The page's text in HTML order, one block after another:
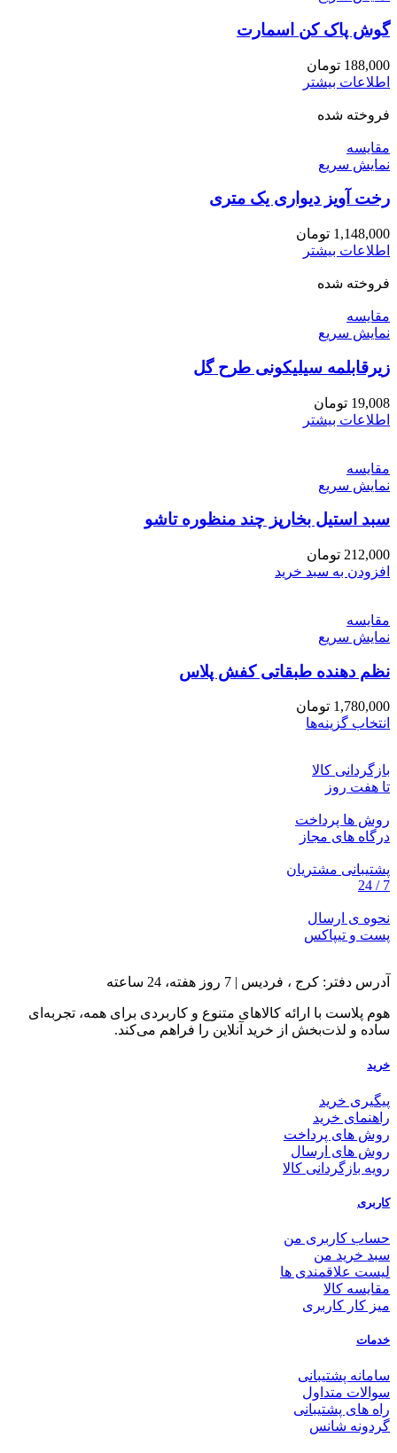
گوش پاک کن اسمارت
188,000 تومان
اطلاعات بیشتر
فروخته شده
مقايسه
نمایش سریع
رخت آویز دیواری یک متری
1,148,000 تومان
اطلاعات بیشتر
فروخته شده
مقايسه
نمایش سریع
زیرقابلمه سیلیکونی طرح گل
19,008 تومان
اطلاعات بیشتر
مقايسه
نمایش سریع
سبد استیل بخارپز چند منظوره تاشو
212,000 تومان
افزودن به سبد خرید
مقايسه
نمایش سریع
نظم دهنده طبقاتی کفش پلاس
1,780,000 تومان
انتخاب گزینه‌ها
باشد.
گزینه
ممکن
محصول
شوند
بازگردانی کالا
تا هفت روز
روش ها پرداخت
درگاه های مجاز
پشتیبانی مشتریان
7 / 24
نحوه ی ارسال
پست و تیپاکس
آدرس دفتر: کرج ، فردیس | 7 روز هفته، 24 ساعته
هوم پلاست با ارائه کالاهای متنوع و کاربردی برای همه، تجربه‌ای
ساده و لذت‌بخش از خرید آنلاین را فراهم می‌کند.
خرید
پیگیری خرید
راهنمای خرید
روش های پرداخت
روش های ارسال
رویه بازگردانی کالا
کاربری
حساب کاربری من
سبد خرید من
لیست علاقمندی ها
مقایسه کالا
میز کار کاربری
خدمات
سامانه پشتیبانی
سوالات متداول
راه های پشتیبانی
گردونه شانس